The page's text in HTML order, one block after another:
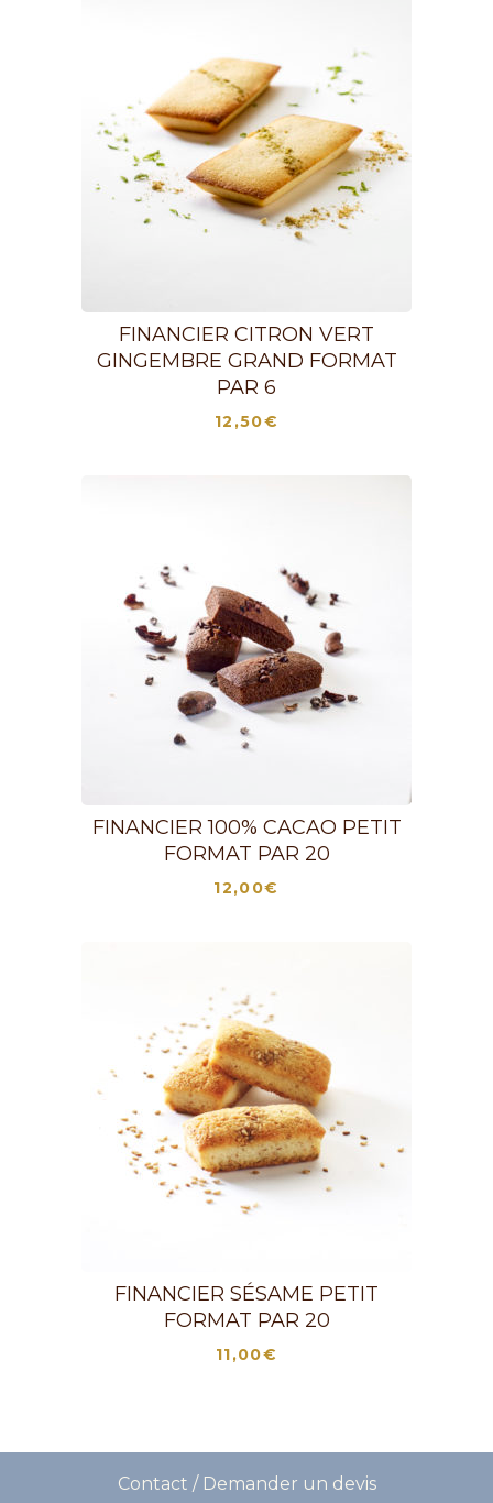
FINANCIER CITRON VERT
GINGEMBRE GRAND FORMAT
PAR 6
12,50€
FINANCIER 100% CACAO PETIT
FORMAT PAR 20
12,00€
FINANCIER SÉSAME PETIT
FORMAT PAR 20
11,00€
Contact / Demander un devis